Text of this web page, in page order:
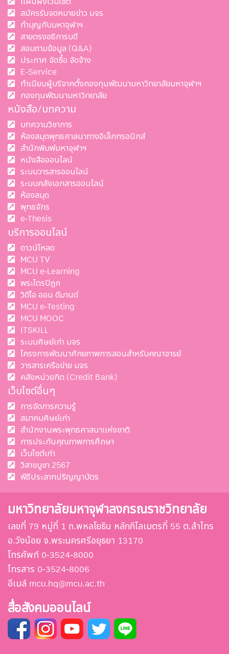
สมัครรับจดหมายข่าว มจร
ทำบุญกับมหาจุฬาฯ
สายตรงอธิการบดี
สอบถามข้อมูล (Q&A)
ประกาศ จัดซื้อ จัดจ้าง
E-Service
ทำเนียบผู้บริจาคตั้งกองทุนพัฒนามหาวิทยาลัยมหาจุฬาฯ
กองทุนพัฒนามหาวิทยาลัย
หนังสือ/บทความ
บทความวิชาการ
ห้องสมุดพุทธศาสนาทางอิเล็กทรอนิกส์
สำนักพิมพ์มหาจุฬาฯ
หนังสือออนไลน์
ระบบวารสารออนไลน์
ระบบคลังเอกสารออนไลน์
ห้องสมุด
พุทธจักร
e-Thesis
บริการออนไลน์
ดาวน์โหลด
MCU TV
MCU e-Learning
พระไตรปิฎก
วิดีโอ ออน ดีมานด์
MCU e-Testing
MCU MOOC
ITSKILL
ระบบศิษย์เก่า มจร
โครงการพัฒนาศักยภาพการสอนสำหรับคณาจารย์
วารสารเครือข่าย มจร
คลังหน่วยกิต (Credit Bank)
เว็บไซต์อื่นๆ
การจัดการความรู้
สมาคมศิษย์เก่า
สำนักงานพระพุทธศาสนาแห่งชาติ
การประกันคุณภาพการศึกษา
เว็บไซต์เก่า
วิสาขบูชา 2567
พีธีประสาทปริญญาบัตร
มหาวิทยาลัยมหาจุฬาลงกรณราชวิทยาลัย
เลขที่ 79 หมู่ที่ 1 ถ.พหลโยธิน หลักกิโลเมตรที่ 55 ต.ลำไทร
อ.วังน้อย จ.พระนครศรีอยุธยา 13170
โทรศัพท์ 0-3524-8000
โทรสาร 0-3524-8006
อีเมล์ mcu.hq@mcu.ac.th
สื่อสังคมออนไลน์